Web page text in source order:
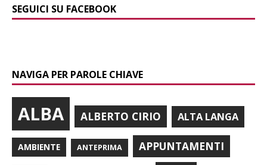
SEGUICI SU FACEBOOK
NAVIGA PER PAROLE CHIAVE
ALBA ALBERTO CIRIO ALTA LANGA
AMBIENTE ANTEPRIMA APPUNTAMENTI